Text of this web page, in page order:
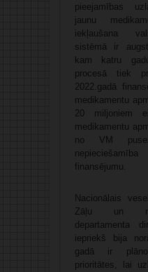
pieejamības
jaunu
iekļaušana
sistēmā ir
kam katru
procesā tiek
2022.gadā
medikamentu
20 miljoniem
medikamentu
no VM
finansējumu.
Nacionālais
Zāļu un
departamenta
iepriekš bija
gadā ir
prioritātes, lai